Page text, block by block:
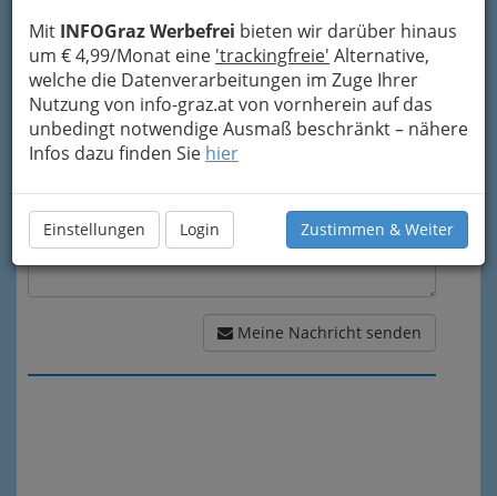
Mit INFOGraz Werbefrei bieten wir darüber hinaus
um € 4,99/Monat eine 'trackingfreie' Alternative,
welche die Datenverarbeitungen im Zuge Ihrer
Nutzung von info-graz.at von vornherein auf das
unbedingt notwendige Ausmaß beschränkt – nähere
Infos dazu finden Sie hier
Einstellungen Login Zustimmen & Weiter
Meine Nachricht
Meine Nachricht senden